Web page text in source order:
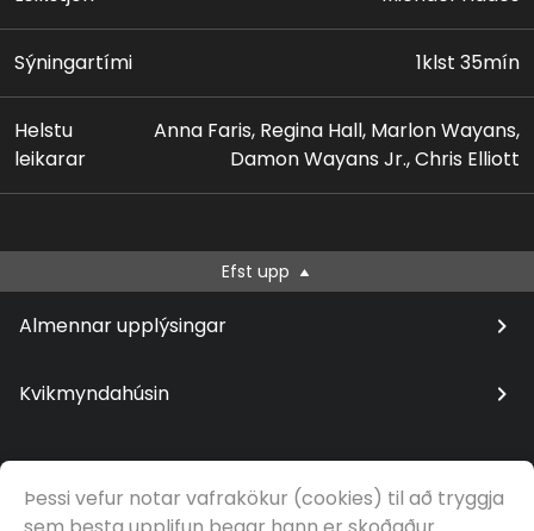
Sýningartími 1klst 35mín
Helstu
leikarar
Anna Faris, Regina Hall, Marlon Wayans,
Damon Wayans Jr., Chris Elliott
Efst upp
Almennar upplýsingar
Kvikmyndahúsin
© Samfilm
Þessi vefur notar vafrakökur (cookies) til að tryggja